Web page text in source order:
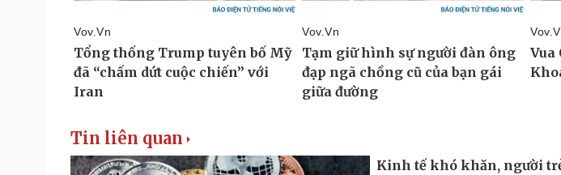
Tin liên quan
Kinh tế khó khăn, người